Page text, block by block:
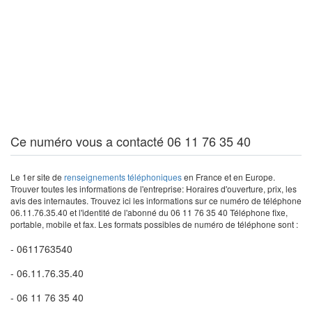
Ce numéro vous a contacté 06 11 76 35 40
Le 1er site de renseignements téléphoniquesen France et en Europe.
Trouver toutes les informations de l'entreprise: Horaires d'ouverture, prix, les
avis des internautes. Trouvez ici les informations sur ce numéro de téléphone
06.11.76.35.40 et l'identité de l'abonné du 06 11 76 35 40 Téléphone fixe,
portable, mobile et fax. Les formats possibles de numéro de téléphone sont :
- 0611763540
- 06.11.76.35.40
- 06 11 76 35 40